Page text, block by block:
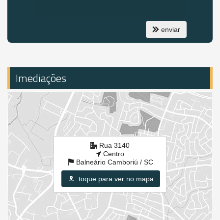
APARTAMENTOS:
Cozinha com churrasqueira a carvão
Rebaixamento em gesso
Pisos em porcelanato
Piso vinílico nos dormitórios
Portas laqueadas
Instalações com espera para automação residencial
Instalações para ar condicionado
Instalações para TV a cabo, telefone e dados
Alto padrão de acabamento
6 Vagas de garagem
1 Ponto de energia por vaga de garagem
EMPREENDIMENTO:
Hall de entrada decorado
Guarita e central de monitoramento
enviar
Imediações
Rua 3140
Centro
Balneário Camboriú / SC
toque para ver no mapa